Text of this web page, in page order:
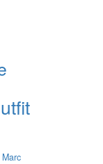
Marc